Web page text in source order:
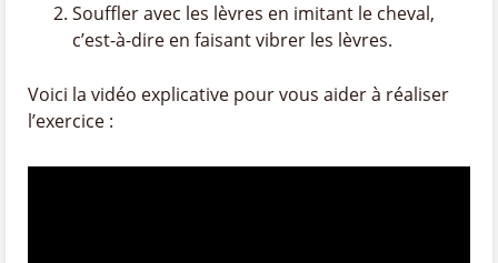
Souffler avec les lèvres en imitant le cheval,
c’est-à-dire en faisant vibrer les lèvres.
Voici la vidéo explicative pour vous aider à réaliser
l’exercice :